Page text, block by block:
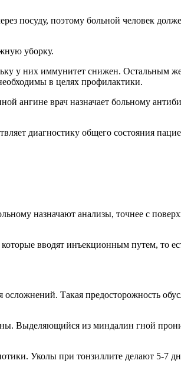
посуду, поэтому больной человек
уборку.
у них иммунитет снижен. Остальным
в целях профилактики.
ангине врач назначает больному
диагностику общего состояния
назначают анализы, точнее с
вводят инъекционным путем, то
Такая предосторожность
Выделяющийся из миндалин гной
Уколы при тонзиллите делают 5-7